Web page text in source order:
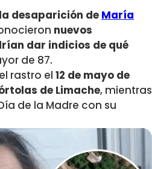
desaparición de María
nuevos
dar indicios de qué
de 87.
rastro el 12 de mayo de
de Limache, mientras
de la Madre con su